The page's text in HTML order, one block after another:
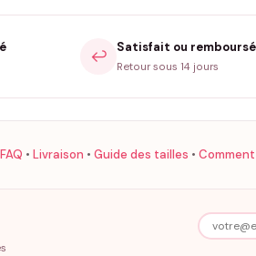
↩️ Satisfait ou remboursé
Retour sous 14 jours
FAQ • Livraison • Guide des tailles •